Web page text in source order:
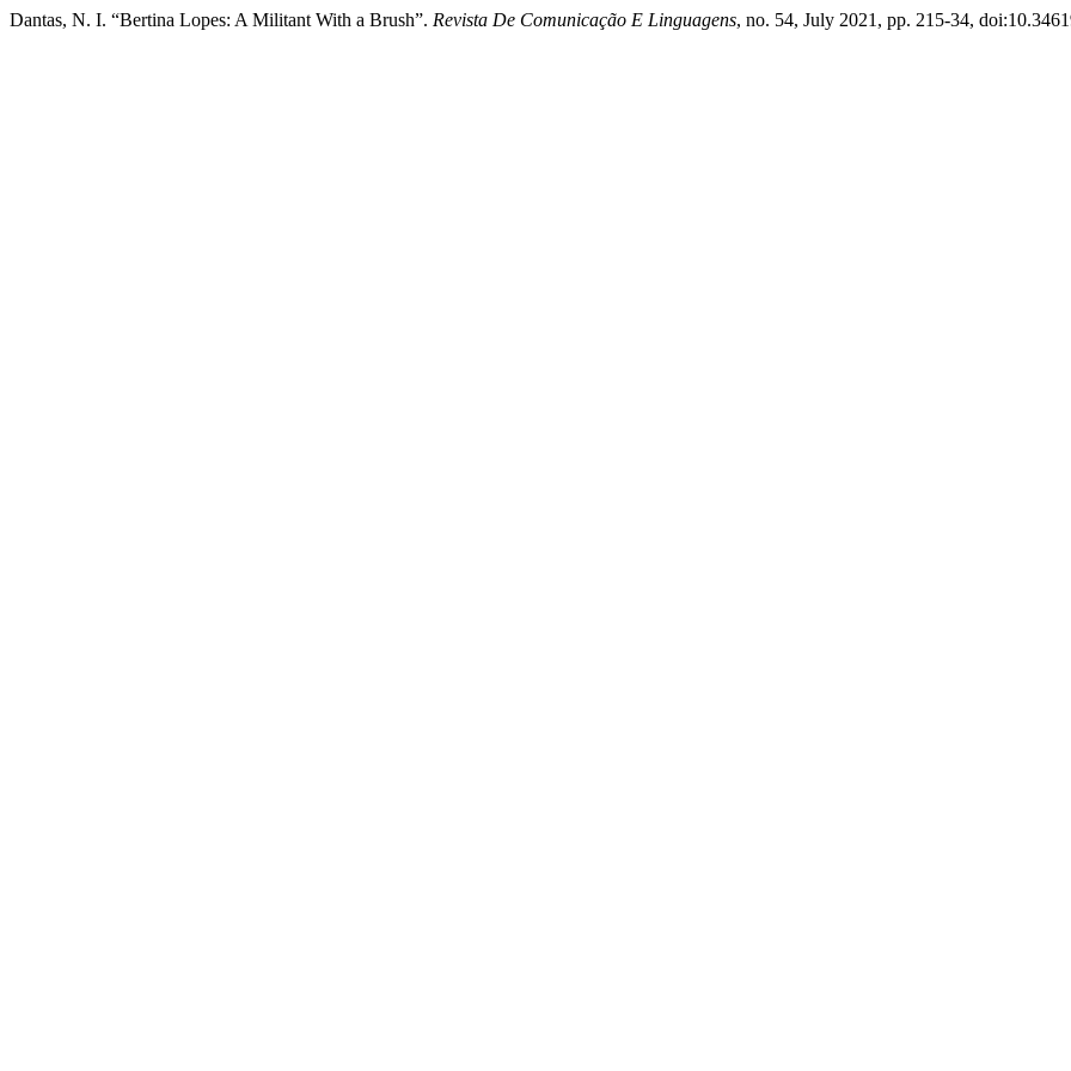
Dantas, N. I. “Bertina Lopes: A Militant With a Brush”. Revista De Comunicação E Linguagens, no. 54, July 2021, pp. 215-34,